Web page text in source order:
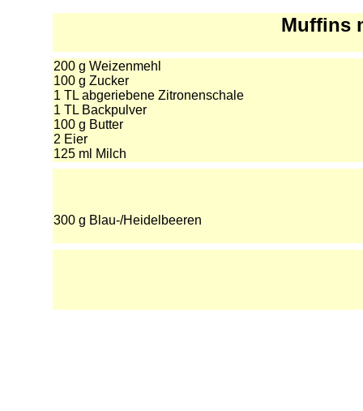
Muffins
200 g Weizenmehl
100 g Zucker
1 TL abgeriebene Zitronenschale
1 TL Backpulver
100 g Butter
2 Eier
125 ml Milch
300 g Blau-/Heidelbeeren